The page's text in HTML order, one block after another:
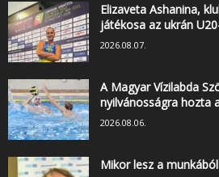
Elizaveta Ashanina,
játékosa az ukrán
2026.08.07.
A Magyar Vízilabda
nyilvánosságra hozta
2026.08.06.
Mikor lesz a